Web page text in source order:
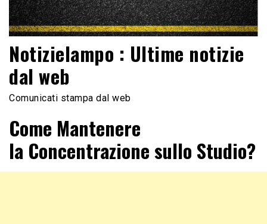
Notizielampo : Ultime notizie
dal web
Comunicati stampa dal web
Come Mantenere
la Concentrazione sullo Studio?